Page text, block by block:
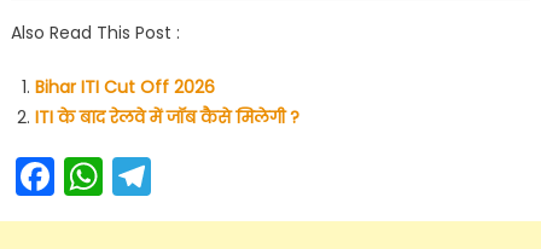
Also Read This Post :
Bihar ITI Cut Off 2026
ITI के बाद रेलवे में जॉब कैसे मिलेगी ?
Facebook
WhatsApp
Telegram